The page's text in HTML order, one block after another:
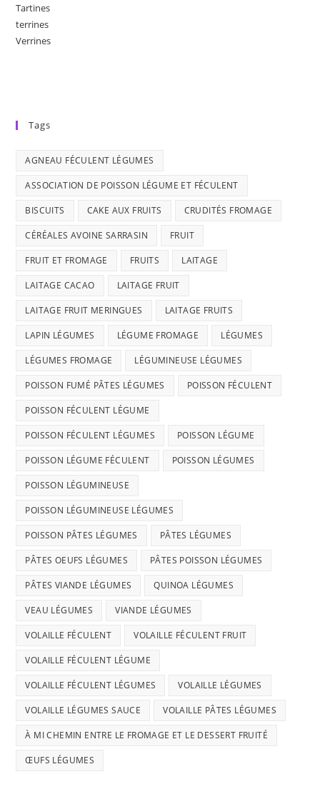
Tartines
terrines
Verrines
Tags
AGNEAU FÉCULENT LÉGUMES
ASSOCIATION DE POISSON LÉGUME ET FÉCULENT
BISCUITS CAKE AUX FRUITS CRUDITÉS FROMAGE
CÉRÉALES AVOINE SARRASIN FRUIT
FRUIT ET FROMAGE FRUITS LAITAGE
LAITAGE CACAO LAITAGE FRUIT
LAITAGE FRUIT MERINGUES LAITAGE FRUITS
LAPIN LÉGUMES LÉGUME FROMAGE LÉGUMES
LÉGUMES FROMAGE LÉGUMINEUSE LÉGUMES
POISSON FUMÉ PÂTES LÉGUMES POISSON FÉCULENT
POISSON FÉCULENT LÉGUME
POISSON FÉCULENT LÉGUMES POISSON LÉGUME
POISSON LÉGUME FÉCULENT POISSON LÉGUMES
POISSON LÉGUMINEUSE
POISSON LÉGUMINEUSE LÉGUMES
POISSON PÂTES LÉGUMES PÂTES LÉGUMES
PÂTES OEUFS LÉGUMES PÂTES POISSON LÉGUMES
PÂTES VIANDE LÉGUMES QUINOA LÉGUMES
VEAU LÉGUMES VIANDE LÉGUMES
VOLAILLE FÉCULENT VOLAILLE FÉCULENT FRUIT
VOLAILLE FÉCULENT LÉGUME
VOLAILLE FÉCULENT LÉGUMES VOLAILLE LÉGUMES
VOLAILLE LÉGUMES SAUCE VOLAILLE PÂTES LÉGUMES
À MI CHEMIN ENTRE LE FROMAGE ET LE DESSERT FRUITÉ
ŒUFS LÉGUMES